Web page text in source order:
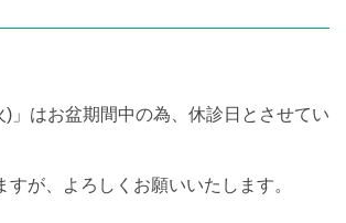
)」はお盆期間中の為、休診日とさせてい
すが、よろしくお願いいたします。